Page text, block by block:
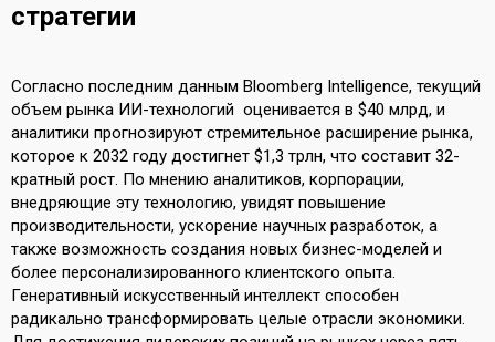
стратегии
Согласно последним данным Bloomberg Intelligence, текущий
объем рынка ИИ-технологий оценивается в $40 млрд, и
аналитики прогнозируют стремительное расширение рынка,
которое к 2032 году достигнет $1,3 трлн, что составит 32-
кратный рост. По мнению аналитиков, корпорации,
внедряющие эту технологию, увидят повышение
производительности, ускорение научных разработок, а
также возможность создания новых бизнес-моделей и
более персонализированного клиентского опыта.
Генеративный искусственный интеллект способен
радикально трансформировать целые отрасли экономики.